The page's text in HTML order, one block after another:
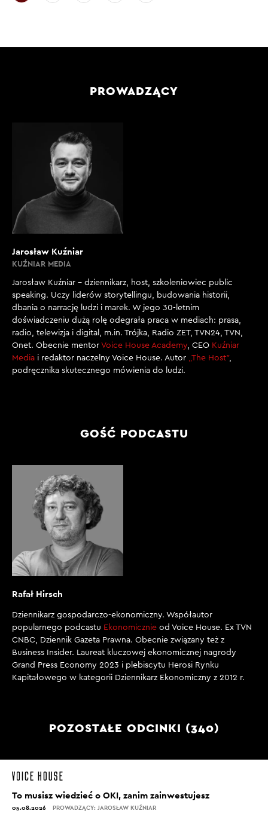
PROWADZĄCY
Jarosław Kuźniar
KUŹNIAR MEDIA
Jarosław Kuźniar – dziennikarz, host, szkoleniowiec public
speaking. Uczy liderów storytellingu, budowania historii,
dbania o narrację ludzi i marek. W jego 30-letnim
doświadczeniu dużą rolę odegrała praca w mediach: prasa,
radio, telewizja i digital, m.in. Trójka, Radio ZET, TVN24, TVN,
Onet. Obecnie mentor Voice House Academy, CEO Kuźniar
Media i redaktor naczelny Voice House. Autor „The Host”,
podręcznika skutecznego mówienia do ludzi.
GOŚĆ PODCASTU
Rafał Hirsch
Dziennikarz gospodarczo-ekonomiczny. Współautor
popularnego podcastu Ekonomicznie od Voice House. Ex TVN
CNBC, Dziennik Gazeta Prawna. Obecnie związany też z
Business Insider. Laureat kluczowej ekonomicznej nagrody
Grand Press Economy 2023 i plebiscytu Herosi Rynku
Kapitałowego w kategorii Dziennikarz Ekonomiczny z 2012 r.
POZOSTAŁE ODCINKI (340)
To musisz wiedzieć o OKI, zanim zainwestujesz
05.08.2026 PROWADZĄCY: JAROSŁAW KUŹNIAR